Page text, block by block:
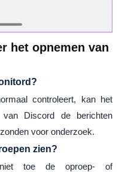
het opnemen van
controleert, kan het
van Discord de berichten
voor onderzoek.
zien?
toe de oproep- of